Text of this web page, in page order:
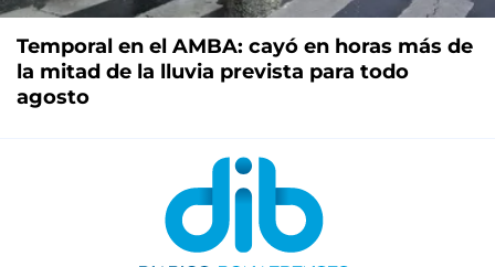
Temporal en el AMBA: cayó en horas más de
la mitad de la lluvia prevista para todo
agosto